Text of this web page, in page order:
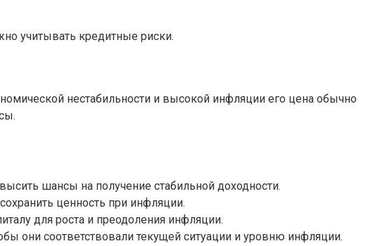
учитывать кредитные риски.
нестабильности и высокой инфляции его цена обычно
шансы на получение стабильной доходности.
ценность при инфляции.
для роста и преодоления инфляции.
они соответствовали текущей ситуации и уровню инфляции.